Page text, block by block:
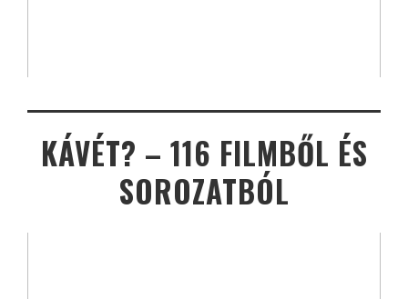
KÁVÉT? – 116 FILMBŐL ÉS
SOROZATBÓL